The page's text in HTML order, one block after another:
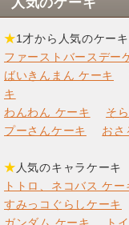
★1才から人気のケーキ
ファーストバースデー
ばいきんまん ケーキ
キ
わんわん ケーキ
そ
プーさんケーキ
おさ
★ 人気のキャラケーキ
トトロ、ネコバス ケー
すみっコぐらしケーキ
ガンダム ケーキ
ト